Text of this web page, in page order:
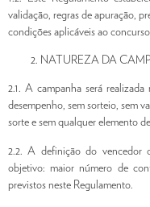
validação, regras de apuração,
condições aplicáveis ao concurso.
NATUREZA DA
2.1. A campanha será
desempenho, sem sorteio, sem
sorte e sem qualquer elemento
2.2. A definição do vencedor
objetivo: maior número de
previstos neste Regulamento.